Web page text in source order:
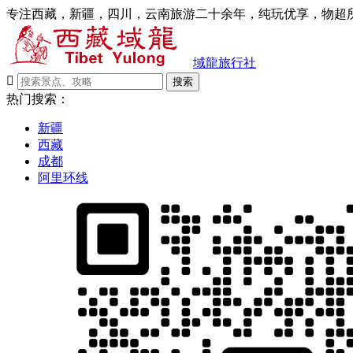
专注西藏，新疆，四川，云南旅游二十余年，纯玩优享，物超
域龍旅行社

搜索
热门搜索：
新疆
西藏
成都
阿里环线